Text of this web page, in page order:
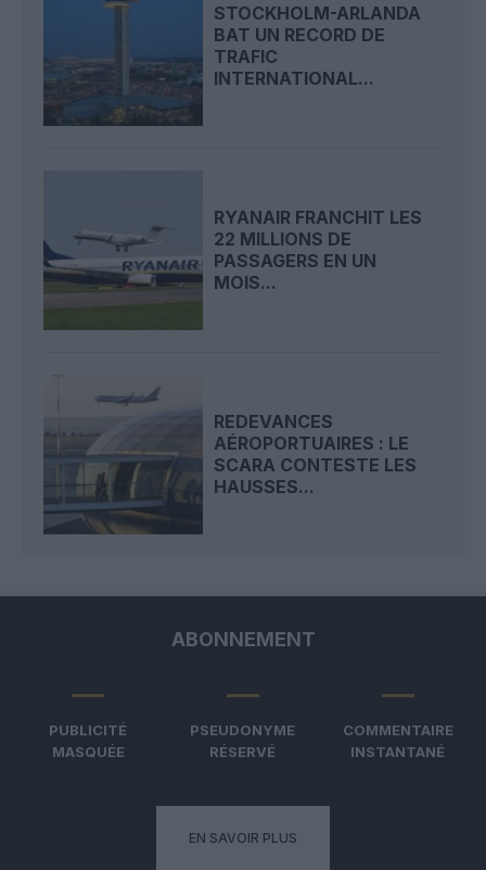
STOCKHOLM-ARLANDA
BAT UN RECORD DE
TRAFIC
INTERNATIONAL...
RYANAIR FRANCHIT LES
22 MILLIONS DE
PASSAGERS EN UN
MOIS...
REDEVANCES
AÉROPORTUAIRES : LE
SCARA CONTESTE LES
HAUSSES...
ABONNEMENT
PUBLICITÉ
MASQUÉE
PSEUDONYME
RÉSERVÉ
COMMENTAIRE
INSTANTANÉ
EN SAVOIR PLUS